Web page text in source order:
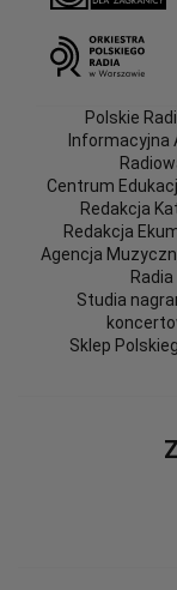
Polskie
Informacyjna
Centrum
Redakcja
Redakcja
Agencja
Radia
Studia
Sklep